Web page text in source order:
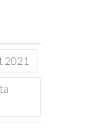
2021